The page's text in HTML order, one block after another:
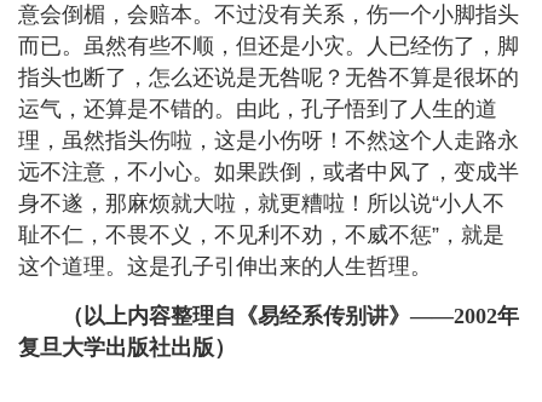
意会倒楣，会赔本。不过没有关系，伤一个小脚指头
而已。虽然有些不顺，但还是小灾。人已经伤了，脚
指头也断了，怎么还说是无咎呢？无咎不算是很坏的
运气，还算是不错的。由此，孔子悟到了人生的道
理，虽然指头伤啦，这是小伤呀！不然这个人走路永
远不注意，不小心。如果跌倒，或者中风了，变成半
身不遂，那麻烦就大啦，就更糟啦！所以说“小人不
耻不仁，不畏不义，不见利不劝，不威不惩” ，就是
这个道理。这是孔子引伸出来的人生哲理。
（ 以上内容整理自《易经系传别讲》——2002年
复旦大学出版社出版）